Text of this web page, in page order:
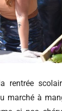
rentrée
marché à